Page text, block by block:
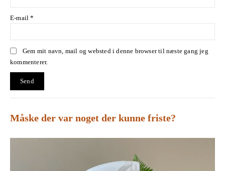
E-mail*
Gem mit navn, mail og websted i denne browser til næste gang jeg
kommenterer.
Måske der var noget der kunne friste?